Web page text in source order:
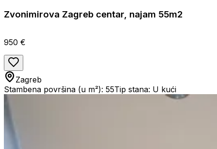
Zvonimirova Zagreb centar, najam 55m2
950 €
Zagreb
Stambena površina (u m²): 55Tip stana: U kući